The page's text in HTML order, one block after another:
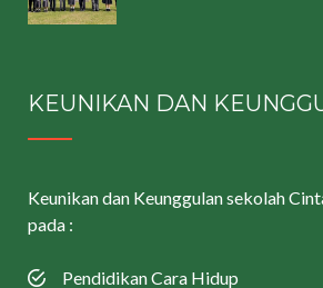
KEUNIKAN DAN
Keunikan dan Keunggulan sekolah
pada :
Pendidikan Cara Hidup